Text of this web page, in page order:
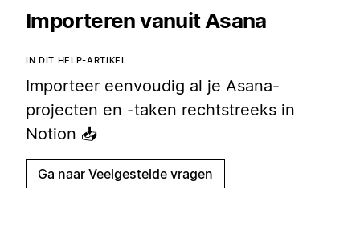
Importeren vanuit Asana
IN DIT HELP-ARTIKEL
Importeer eenvoudig al je Asana-
projecten en -taken rechtstreeks in
Notion 📥
Ga naar Veelgestelde vragen